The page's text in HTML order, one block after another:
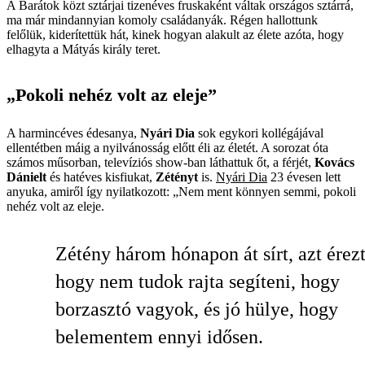
A Barátok közt sztárjai tizenéves fruskaként váltak országos sztárrá,
ma már mindannyian komoly családanyák. Régen hallottunk
felőlük, kiderítettük hát, kinek hogyan alakult az élete azóta, hogy
elhagyta a Mátyás király teret.
„Pokoli nehéz volt az eleje”
A harmincéves édesanya, Nyári Dia sok egykori kollégájával
ellentétben máig a nyilvánosság előtt éli az életét. A sorozat óta
számos műsorban, televíziós show-ban láthattuk őt, a férjét, Kovács
Dánielt és hatéves kisfiukat, Zétényt is. Nyári Dia 23 évesen lett
anyuka, amiről így nyilatkozott: „Nem ment könnyen semmi, pokoli
nehéz volt az eleje.
Zétény három hónapon át sírt, azt
hogy nem tudok rajta segíteni, hogy
borzasztó vagyok, és jó hülye, hogy
belementem ennyi idősen.